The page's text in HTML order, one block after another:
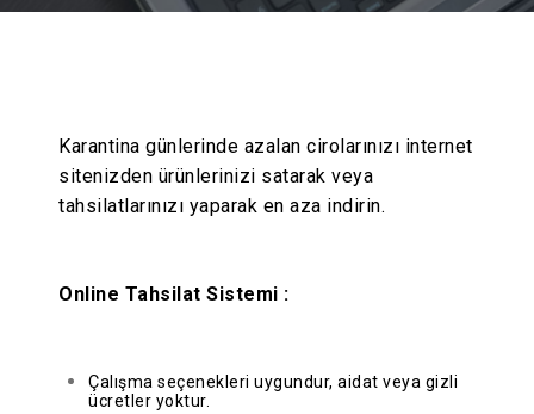
Karantina günlerinde azalan cirolarınızı internet
sitenizden ürünlerinizi satarak veya
tahsilatlarınızı yaparak en aza indirin.
Online Tahsilat Sistemi :
Çalışma seçenekleri uygundur, aidat veya gizli
ücretler yoktur.